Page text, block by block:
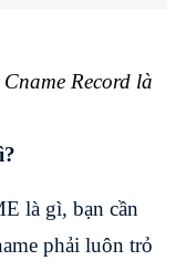
Record là
là gì, bạn cần
phải luôn trỏ